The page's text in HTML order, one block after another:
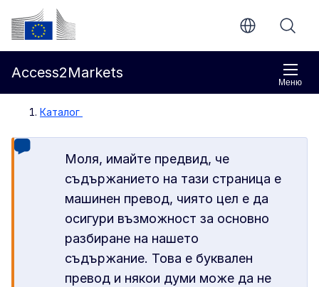
Направо към основното съдържание
Европейска комисия
Меню
Access2Markets
Каталог
Моля, имайте предвид, че
съдържанието на тази страница е
машинен превод, чиято цел е да
осигури възможност за основно
разбиране на нашето
съдържание. Това е буквален
превод и някои думи може да не